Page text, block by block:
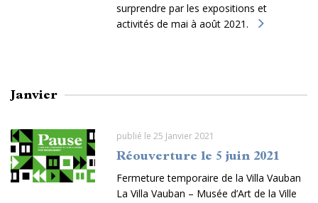
surprendre par les expositions et
activités de mai à août 2021.
Janvier
publié le 25 Janvier 2021
Réouverture le 5 juin 2021
Fermeture temporaire de la Villa Vauban
La Villa Vauban – Musée d’Art de la Ville